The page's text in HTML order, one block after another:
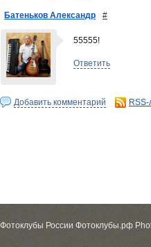
Батеньков Александр #
55555!
Ответить
Добавить комментарий
Фотоклубы России Фотоклубы.рф